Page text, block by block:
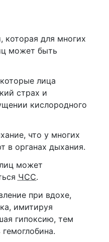
которая для многих
может быть
лица
страх и
кислородного
что у многих
в органах дыхания.
может
ЧСС.
при вдохе,
имитируя
гипоксию, тем